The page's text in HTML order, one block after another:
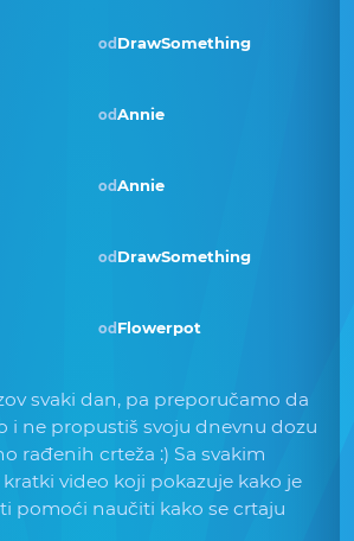
od DrawSomething
odAnnie
odAnnie
od DrawSomething
od Flowerpot
svaki dan, pa preporučamo da
i ne propustiš svoju dnevnu dozu
rađenih crteža :) Sa svakim
video koji pokazuje kako je
pomoći naučiti kako se crtaju